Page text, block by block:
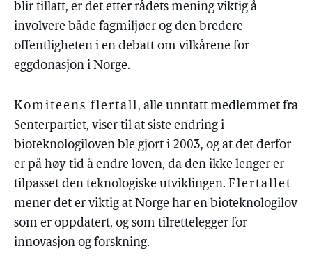
blir tillatt, er det etter rådets mening viktig å
involvere både fagmiljøer og den bredere
offentligheten i en debatt om vilkårene for
eggdonasjon i Norge.
Komiteens flertall, alle unntatt medlemmet fra
Senterpartiet, viser til at siste endring i
bioteknologiloven ble gjort i 2003, og at det derfor
er på høy tid å endre loven, da den ikke lenger er
tilpasset den teknologiske utviklingen. Flertallet
mener det er viktig at Norge har en bioteknologilov
som er oppdatert, og som tilrettelegger for
innovasjon og forskning.